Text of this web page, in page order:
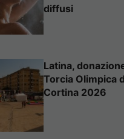
diffusi
Latina,
Torcia Olimpica
Cortina 2026